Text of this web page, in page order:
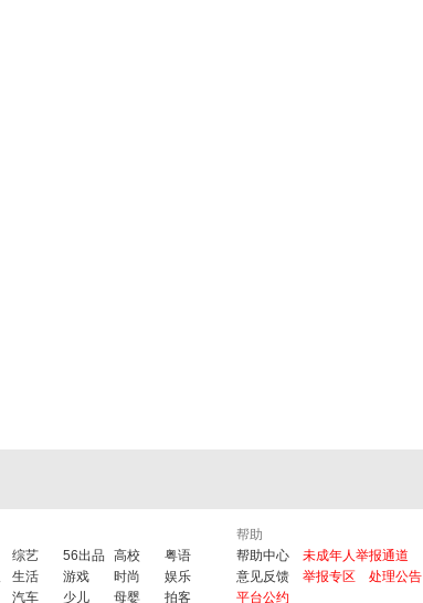
综艺 56出品 高校
粤语
生活 游戏 时尚
娱乐
汽车 少儿 母婴 拍客
帮助
帮助中心
未成年人举报通道
意见反馈
举报专区
处理公告
平台公约